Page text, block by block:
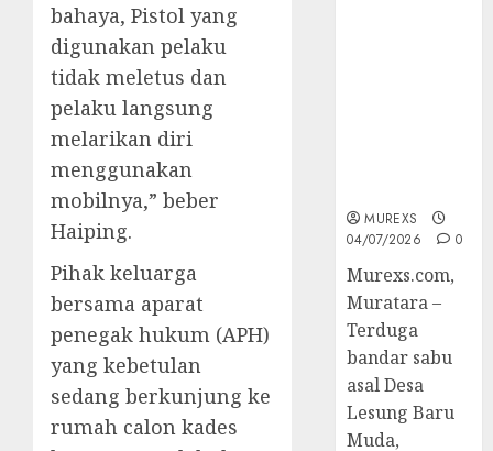
bahaya, Pistol yang
digunakan pelaku
tidak meletus dan
pelaku langsung
melarikan diri
menggunakan
mobilnya,” beber
Haiping.
Pihak keluarga
bersama aparat
penegak hukum (APH)
yang kebetulan
sedang berkunjung ke
rumah calon kades
MUREXS
04/07/2026
0
Murexs.com,
Muratara –
Terduga
bandar sabu
asal Desa
Lesung Baru
Muda,